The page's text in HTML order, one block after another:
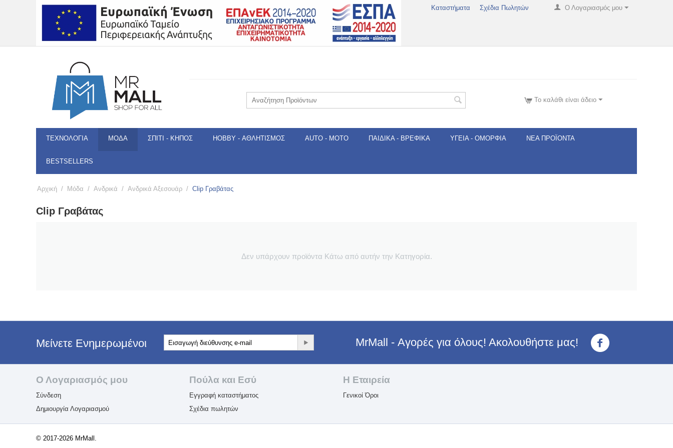
Ο Λογαριασμός μου
Καταστήματα Σχέδια Πωλητών
Το καλάθι είναι άδειο
ΤΕΧΝΟΛΟΓΊΑ ΜΌΔΑ ΣΠΊΤΙ - ΚΉΠΟΣ HOBBY - ΑΘΛΗΤΙΣΜΌΣ AUTO - MOTO ΠΑΙΔΙΚΆ - ΒΡΕΦΙΚΆ ΥΓΕΊΑ - ΟΜΟΡΦΙΆ ΝΈΑ ΠΡΟΪΌΝΤΑ
BESTSELLERS
Αρχική / Μόδα / Ανδρικά / Ανδρικά Αξεσουάρ / Clip Γραβάτας
Clip Γραβάτας
Δεν υπάρχουν προϊόντα Κάτω από αυτήν την Κατηγορία.
Μείνετε Ενημερωμένοι MrMall - Αγορές για όλους! Ακολουθήστε μας!
Ο Λογαριασμός μου
Σύνδεση
Δημιουργία Λογαριασμού
Πούλα και Εσύ
Εγγραφή καταστήματος
Σχέδια πωλητών
Η Εταιρεία​
Γενικοί Όροι
© 2017-2026 MrMall.